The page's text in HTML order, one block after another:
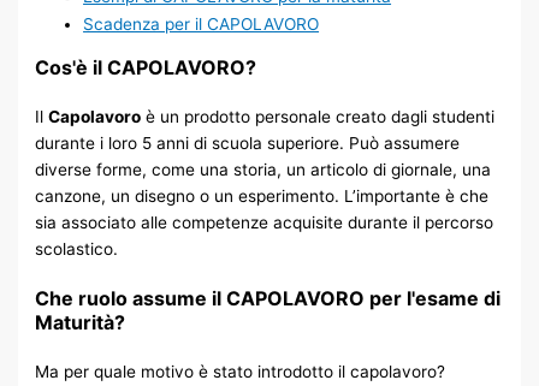
Scadenza per il CAPOLAVORO​
Cos'è il CAPOLAVORO?
IlCapolavoro è un prodotto personale creato dagli studenti
durante i loro 5 anni di scuola superiore. Può assumere
diverse forme, come una storia, un articolo di giornale, una
canzone, un disegno o un esperimento. L’importante è che
sia associato alle competenze acquisite durante il percorso
scolastico.
Che ruolo assume il CAPOLAVORO per l'esame di
Maturità?
Ma per quale motivo è stato introdotto il capolavoro?